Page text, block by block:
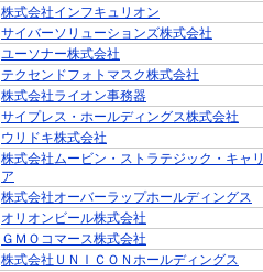
株式会社インフキュリオン
サイバーソリューションズ株式会社
ユーソナー株式会社
テクセンドフォトマスク株式会社
株式会社ライオン事務器
サイプレス・ホールディングス株式会社
ウリドキ株式会社
株式会社ムービン・ストラテジック・キャリ
ア
株式会社オーバーラップホールディングス
オリオンビール株式会社
ＧＭＯコマース株式会社
株式会社ＵＮＩＣＯＮホールディングス